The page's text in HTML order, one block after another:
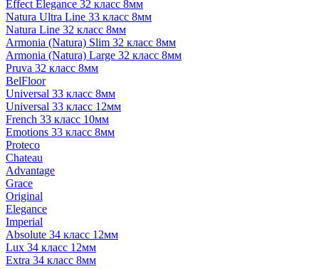
Effect Elegance 32 класс 8мм
Natura Ultra Line 33 класс 8мм
Natura Line 32 класс 8мм
Armonia (Natura) Slim 32 класс 8мм
Armonia (Natura) Large 32 класс 8мм
Pruva 32 класс 8мм
BelFloor
Universal 33 класс 8мм
Universal 33 класс 12мм
French 33 класс 10мм
Emotions 33 класс 8мм
Proteco
Chateau
Advantage
Grace
Original
Elegance
Imperial
Absolute 34 класс 12мм
Lux 34 класс 12мм
Extra 34 класс 8мм